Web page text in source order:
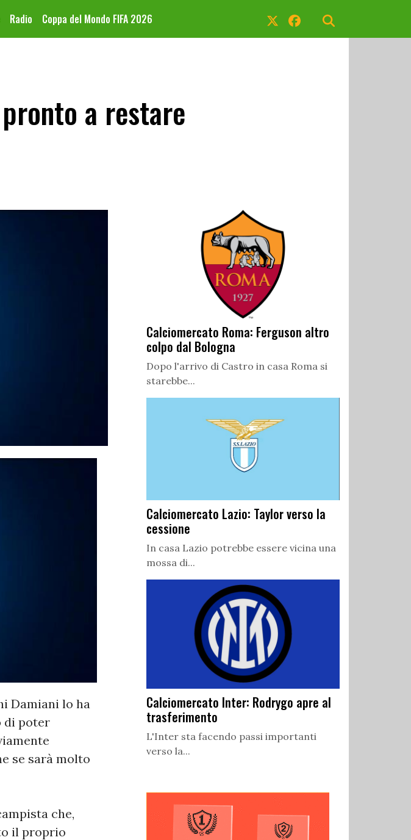
Radio Coppa del Mondo FIFA 2026
a restare
Damiani lo ha
di poter
se sarà molto
che,
il proprio
Calciomercato Roma: Ferguson altro
colpo dal Bologna
Dopo l'arrivo di Castro in casa Roma si
starebbe...
Calciomercato Lazio: Taylor verso la
cessione
In casa Lazio potrebbe essere vicina una
mossa di...
Calciomercato Inter: Rodrygo apre al
trasferimento
L'Inter sta facendo passi importanti
verso la...